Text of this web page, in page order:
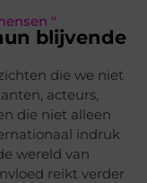
"
blijvende
die we niet
acteurs,
die niet alleen
indruk
wereld van
reikt verder